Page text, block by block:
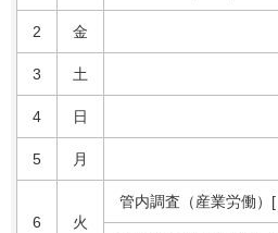
2 金
3 土
4 日
5 月
6 火
管内調査（産業労働）